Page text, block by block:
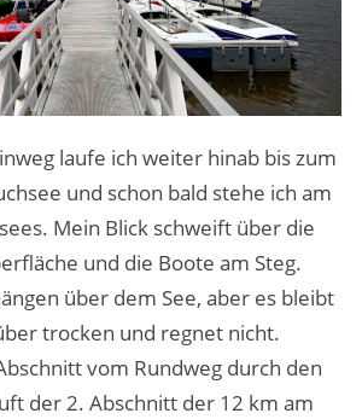
laufe ich weiter hinab bis zum
und schon bald stehe ich am
Mein Blick schweift über die
und die Boote am Steg.
über dem See, aber es bleibt
trocken und regnet nicht.
vom Rundweg durch den
der 2. Abschnitt der 12 km am